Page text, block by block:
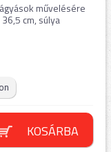
művelésére
cm, súlya
KOSÁRBA